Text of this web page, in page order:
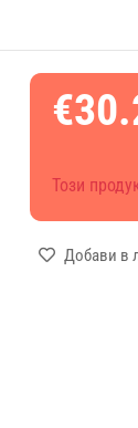
Този
Добави в